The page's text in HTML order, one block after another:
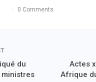
0 Comments
du
ministres
Actes
Afrique